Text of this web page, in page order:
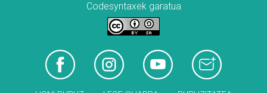
Codesyntaxek garatua